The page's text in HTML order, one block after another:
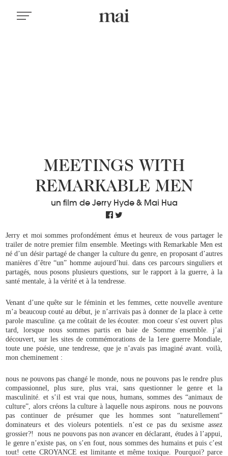
MEETINGS WITH
REMARKABLE MEN
un film de Jerry Hyde & Mai Hua
Jerry et moi sommes profondément émus et heureux de vous partager le
trailer de notre premier film ensemble. Meetings with Remarkable Men est
né d’un désir partagé de changer la culture du genre, en proposant d’autres
manières d’être “un” homme aujourd’hui. dans ces parcours singuliers et
partagés, nous posons plusieurs questions, sur le rapport à la guerre, à la
santé mentale, à la vérité et à la tendresse.
Venant d’une quête sur le féminin et les femmes, cette nouvelle aventure
m’a beaucoup couté au début, je n’arrivais pas à donner de la place à cette
parole masculine. ça me coûtait de les écouter. mon coeur s’est ouvert plus
tard, lorsque nous sommes partis en baie de Somme ensemble. j’ai
découvert, sur les sites de commémorations de la 1ere guerre Mondiale,
toute une poésie, une tendresse, que je n’avais pas imaginé avant. voilà,
mon cheminement :
nous ne pouvons pas changé le monde, nous ne pouvons pas le rendre plus
compassionnel, plus sure, plus vrai, sans questionner le genre et la
masculinité. et s’il est vrai que nous, humans, sommes des “animaux de
culture”, alors créons la culture à laquelle nous aspirons. nous ne pouvons
pas continuer de présumer que les hommes sont “naturellement”
dominateurs et des violeurs potentiels. n’est ce pas du sexisme assez
grossier?! nous ne pouvons pas non avancer en déclarant, études à l’appui,
le genre n’existe pas, on s’en fout, nous sommes des humains et puis c’est
tout! cette CROYANCE est limitante et même toxique. Pourquoi? parce